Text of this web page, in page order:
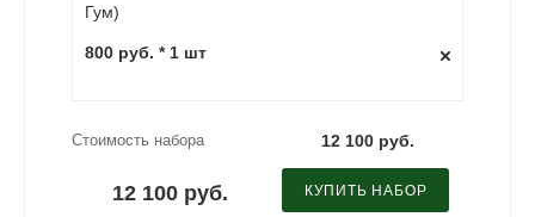
Гум)
800 руб. * 1 шт
Стоимость набора 12 100 руб.
12 100 руб. КУПИТЬ НАБОР